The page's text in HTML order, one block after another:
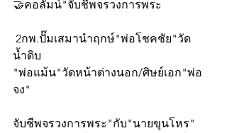
🤝คอลัมน์"จับชีพจรวงการพระ
น้ำดิบ
"พ่อแม้น"วัดหน้าต่างนอก/ศิษย์เอก"พ่อ
จง"
จับชีพจรวงการพระ"กับ"นายขุนโหร"